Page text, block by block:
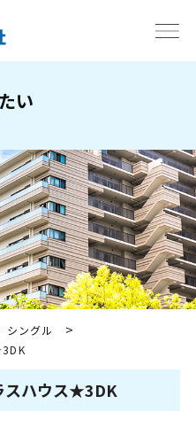
い
シングル >
スハウス★3DK